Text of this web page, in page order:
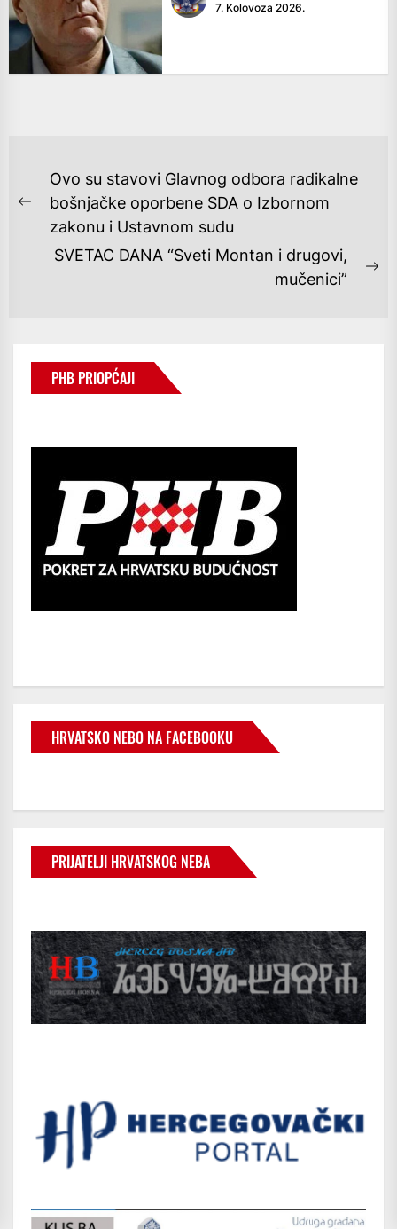
7. Kolovoza 2026.
NAVIGACIJA
OBJAVA
Previous
post:
Ovo su stavovi Glavnog odbora radikalne
bošnjačke oporbene SDA o Izbornom
zakonu i Ustavnom sudu
SVETAC DANA “Sveti Montan i drugovi,
mučenici”
PHB PRIOPĆAJI
HRVATSKO NEBO NA FACEBOOKU
PRIJATELJI HRVATSKOG NEBA